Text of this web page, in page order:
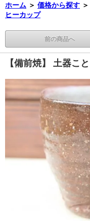
ホーム ＞ 価格から探す ＞
ヒーカップ
前の商品へ
【備前焼】 土器こ